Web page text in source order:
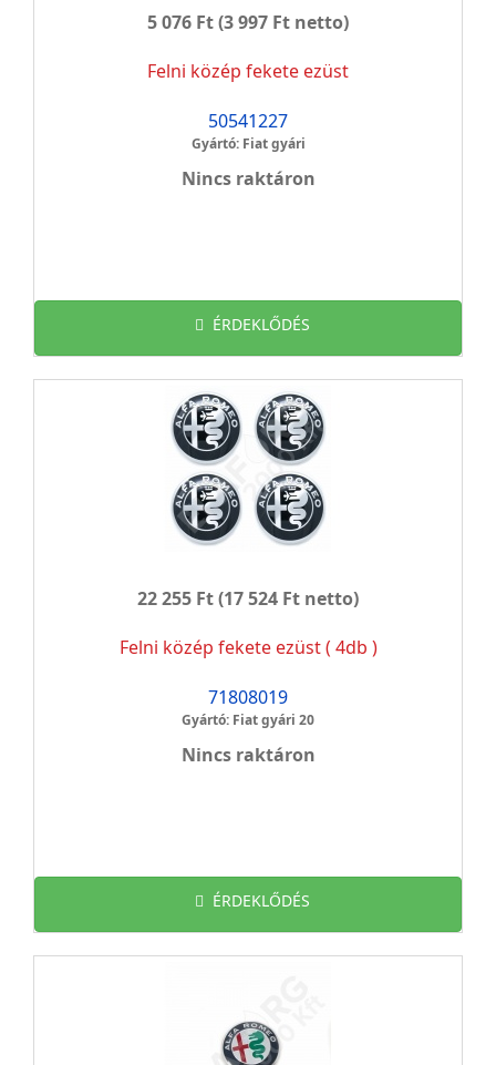
5 076 Ft(3 997 Ft netto)
Felni közép fekete ezüst
50541227
Gyártó: Fiat gyári
Nincs raktáron
ÉRDEKLŐDÉS
22 255 Ft(17 524 Ft netto)
Felni közép fekete ezüst ( 4db )
71808019
Gyártó: Fiat gyári 20
Nincs raktáron
ÉRDEKLŐDÉS